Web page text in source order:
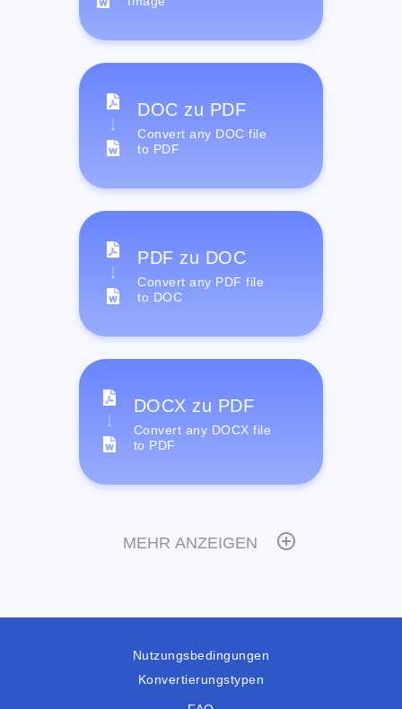
DOC zu PDF
Convert any DOC file
to PDF
PDF zu DOC
Convert any PDF file
to DOC
DOCX zu PDF
Convert any DOCX file
to PDF
MEHR ANZEIGEN
Nutzungsbedingungen
Konvertierungstypen